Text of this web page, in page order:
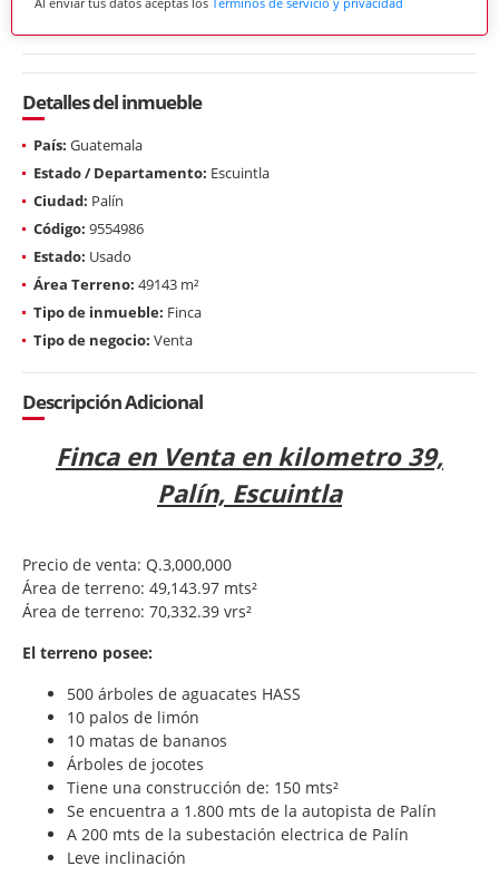
Detalles del inmueble
País: Guatemala
Estado / Departamento: Escuintla
Ciudad: Palín
Código: 9554986
Estado: Usado
Área Terreno: 49143 m²
Tipo de inmueble: Finca
Tipo de negocio: Venta
Descripción Adicional
Finca en Venta en kilometro 39,
Palín, Escuintla
Precio de venta: Q.3,000,000
Área de terreno: 49,143.97 mts²
Área de terreno: 70,332.39 vrs²
El terreno posee:
500 árboles de aguacates HASS
10 palos de limón
10 matas de bananos
Árboles de jocotes
Tiene una construcción de: 150 mts²
Se encuentra a 1.800 mts de la autopista de Palín
A 200 mts de la subestación electrica de Palín
Leve inclinación